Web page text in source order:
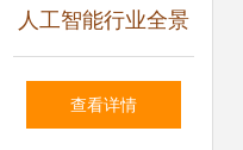
人工智能行业全景
报告 2017年度七
查看详情